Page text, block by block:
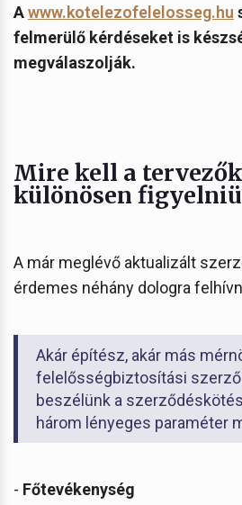
Awww.kotelezofelelosseg.hu
felmerülő kérdéseket is
megválaszolják.
Mire kell a
különösen
A már meglévő aktualizált
érdemes néhány dologra
Akár építész, akár más
felelősségbiztosítási
beszélünk a
három lényeges paraméter
- Főtevékenység